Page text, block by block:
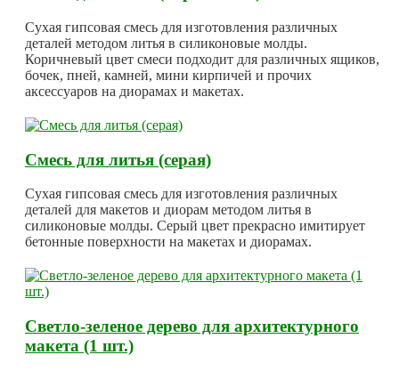
Сухая гипсовая смесь для изготовления различных
деталей методом литья в силиконовые молды.
Коричневый цвет смеси подходит для различных ящиков,
бочек, пней, камней, мини кирпичей и прочих
аксессуаров на диорамах и макетах.
Смесь для литья (серая)
Сухая гипсовая смесь для изготовления различных
деталей для макетов и диорам методом литья в
силиконовые молды. Серый цвет прекрасно имитирует
бетонные поверхности на макетах и диорамах.
Светло-зеленое дерево для архитектурного
макета (1 шт.)